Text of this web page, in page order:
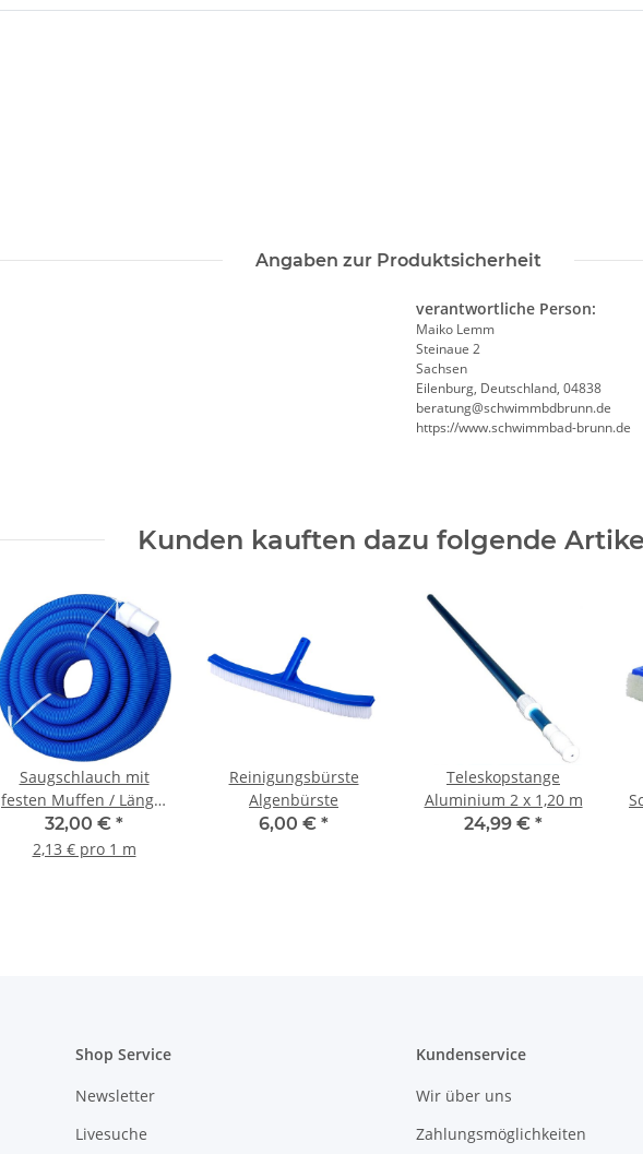
Angaben zur Produktsicherheit
verantwortliche Person:
Maiko Lemm
Steinaue 2
Sachsen
Eilenburg, Deutschland, 04838
beratung@schwimmbdbrunn.de
https://www.schwimmbad-brunn.de
Kunden kauften dazu folgende
Saugschlauch mit
festen Muffen / Länge:
15m
32,00 € *
2,13 € pro 1 m
Reinigungsbürste
Algenbürste
6,00 € *
Teleskopstange
Aluminium 2 x 1,20 m
24,99 € *
Shop Service
Newsletter
Livesuche
Kundenservice
Wir über uns
Zahlungsmöglichkeiten